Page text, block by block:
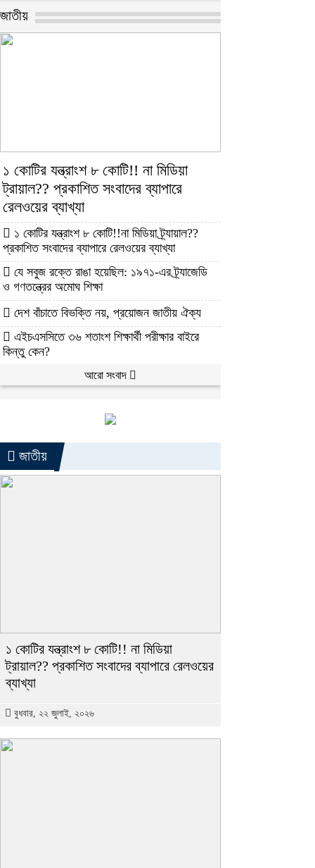
জাতীয়
১ কোটির যন্ত্রাংশ ৮ কোটি!! না মিডিয়া
ট্রায়াল?? প্রকাশিত সংবাদের ব্যাপারে
রেলওয়ের ব্যাখ্যা
১ কোটির যন্ত্রাংশ ৮ কোটি!!না মিডিয়া ট্র্যায়াল??
প্রকাশিত সংবাদের ব্যাপারে রেলওয়ের ব্যাখ্যা
যে সবুজ রক্তে রাঙা হয়েছিল: ১৯৭১-এর ট্র্যাজেডি
ও গণতন্ত্রের অমোঘ শিক্ষা
দেশ বাঁচাতে বিভক্তি নয়, প্রয়োজন জাতীয় ঐক্য
এইচএসসিতে ৩৬ শতাংশ শিক্ষার্থী পরীক্ষার বাইরে
কিন্তু কেন?
আরো সংবাদ
জাতীয়
১ কোটির যন্ত্রাংশ ৮ কোটি!! না মিডিয়া
ট্রায়াল?? প্রকাশিত সংবাদের ব্যাপারে রেলওয়ের
ব্যাখ্যা
বুধবার, ২২ জুলাই, ২০২৬